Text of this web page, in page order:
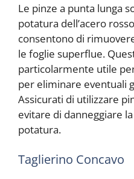
Le pinze a punta lunga
potatura dell’acero
consentono di
le foglie superflue.
particolarmente utile
per eliminare eventuali
Assicurati di utilizzare
evitare di danneggiare
potatura.
Taglierino Concavo